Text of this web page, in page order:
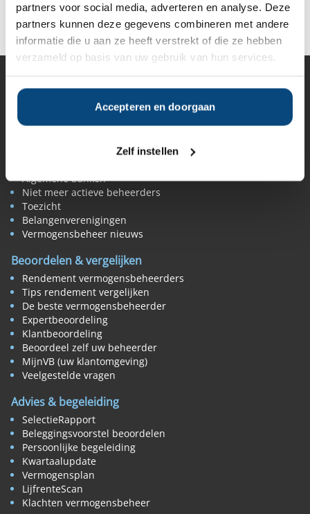
partners voor social media, adverteren en analyse. Deze
partners kunnen deze gegevens combineren met andere
informatie die u aan ze heeft verstrekt of die ze hebben
verzameld op basis van uw gebruik van hun services.
Accepteren en doorgaan
Zelf instellen
Deel op Facebook
Deel op X
Deel op LinkedIn
Vermogensbeheer
Alle vermogensbeheerders in Nederland
Private banks
Zelfstandige vermogensbeheerders
Algemene banken
Niet meer actieve beheerders
Toezicht
Belangenverenigingen
Vermogensbeheer nieuws
Beoordelen & vergelijken
Rendement vermogensbeheerders
Tips rendement vergelijken
De beste vermogensbeheerder
Expertbeoordeling
Klantbeoordeling
Beoordeel zelf uw beheerder
MijnVB (uw klantomgeving)
Veelgestelde vragen
Advies & begeleiding
SelectieRapport
Beleggingsvoorstel beoordelen
Persoonlijke begeleiding
Kwartaalupdate
Vermogensplan
LijfrenteScan
Klachten vermogensbeheer